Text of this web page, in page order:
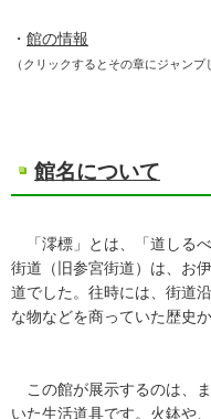
・ 館の情報
（クリックするとその章にジャンプ
館名について
「澪標」とは、「道しる
街道（旧参宮街道）は、お
道でした。往時には、街道
な物などを商っていた歴史
この館が展示するのは、
いた生活道具です。火鉢や